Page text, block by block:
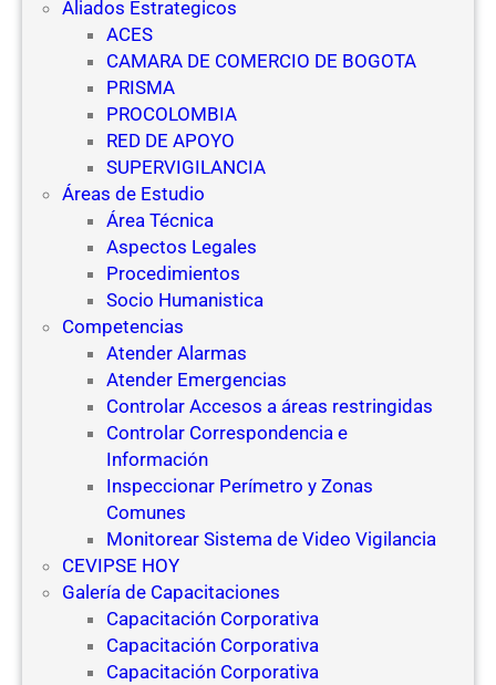
Aliados Estrategicos
ACES
CAMARA DE COMERCIO DE BOGOTA
PRISMA
PROCOLOMBIA
RED DE APOYO
SUPERVIGILANCIA
Áreas de Estudio
Área Técnica
Aspectos Legales
Procedimientos
Socio Humanistica
Competencias
Atender Alarmas
Atender Emergencias
Controlar Accesos a áreas restringidas
Controlar Correspondencia e
Información
Inspeccionar Perímetro y Zonas
Comunes
Monitorear Sistema de Video Vigilancia
CEVIPSE HOY
Galería de Capacitaciones
Capacitación Corporativa
Capacitación Corporativa
Capacitación Corporativa